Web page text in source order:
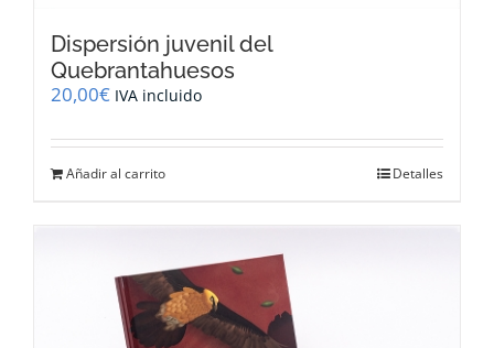
Dispersión juvenil del
Quebrantahuesos
20,00€ IVA incluido
Añadir al carrito Detalles